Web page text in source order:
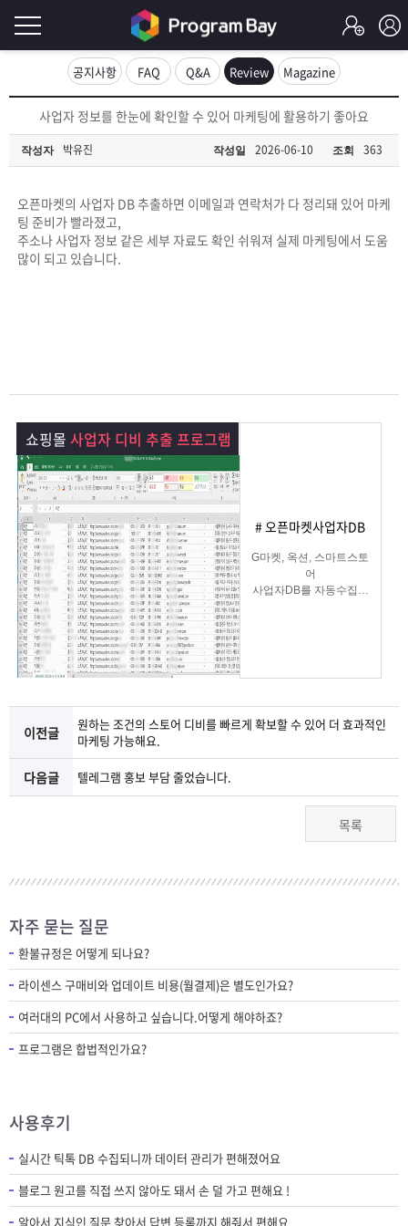
그
인
필
요
로
인
Q&A
프
베
이
는?
램
구
매
프
로
그
램
춤
상
품
문
의
고
객
센
터
마
이
페
이
지
파
트
너
공지사항 FAQ Q&A Review Magazine
사업자 정보를 한눈에 확인할 수 있어 마케팅에 활용하기 좋아요
작성자 박유진 작성일 2026-06-10 조회 363
오픈마켓의 사업자 DB 추출하면 이메일과 연락처가 다 정리돼 있어 마케
팅 준비가 빨라졌고,
주소나 사업자 정보 같은 세부 자료도 확인 쉬워져 실제 마케팅에서 도움
많이 되고 있습니다.
쇼핑몰 사업자 디비 추출 프로그램
# 오픈마켓사업자DB
G마켓, 옥션, 스마트스토
어
사업자DB를 자동수집해
이전글
원하는 조건의 스토어 디비를 빠르게 확보할 수 있어 더 효과적인
마케팅 가능해요.
다음글 텔레그램 홍보 부담 줄었습니다.
목록
자주 묻는 질문
환불규정은 어떻게 되나요?
라이센스 구매비와 업데이트 비용(월결제)은 별도인가요?
여러대의 PC에서 사용하고 싶습니다.어떻게 해야하죠?
프로그램은 합법적인가요?
사용후기
실시간 틱톡 DB 수집되니까 데이터 관리가 편해졌어요
블로그 원고를 직접 쓰지 않아도 돼서 손 덜 가고 편해요 !
알아서 지식인 질문 찾아서 답변 등록까지 해줘서 편해요